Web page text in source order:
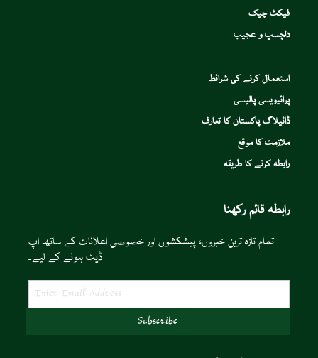
فیکٹ چیک
دلچسپ و عجیب
استعمال کرنے کی شرائط
پرائیویسی پالیسی
ڈائیلاگ پاکستان کا تعارف
ملازمت کا موقع
رابطہ کرنے کا طریقہ
رابطہ قائم رکھنا
تمام تازہ ترین خبروں، پیشکشوں اور خصوصی اعلانات کے ساتھ اپ
ڈیٹ ہونے کے لیے۔